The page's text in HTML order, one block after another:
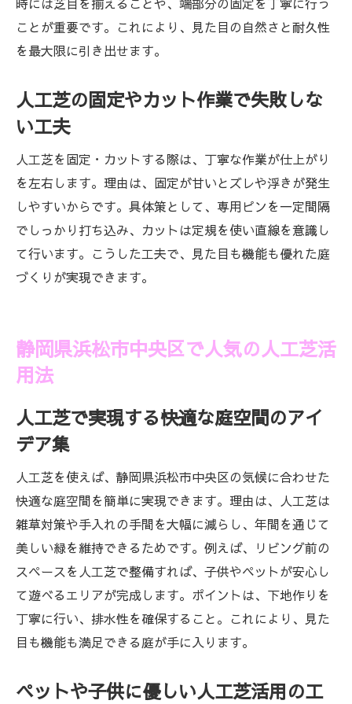
ことが重要です。これにより、見た目の自然さと耐久性
を最大限に引き出せます。
人工芝の固定やカット作業で失敗しな
い工夫
人工芝を固定・カットする際は、丁寧な作業が仕上がり
を左右します。理由は、固定が甘いとズレや浮きが発生
しやすいからです。具体策として、専用ピンを一定間隔
でしっかり打ち込み、カットは定規を使い直線を意識し
て行います。こうした工夫で、見た目も機能も優れた庭
づくりが実現できます。
静岡県浜松市中央区で人気の人工芝活
用法
人工芝で実現する快適な庭空間のアイ
デア集
人工芝を使えば、静岡県浜松市中央区の気候に合わせた
快適な庭空間を簡単に実現できます。理由は、人工芝は
雑草対策や手入れの手間を大幅に減らし、年間を通じて
美しい緑を維持できるためです。例えば、リビング前の
スペースを人工芝で整備すれば、子供やペットが安心し
て遊べるエリアが完成します。ポイントは、下地作りを
丁寧に行い、排水性を確保すること。これにより、見た
目も機能も満足できる庭が手に入ります。
ペットや子供に優しい人工芝活用の工